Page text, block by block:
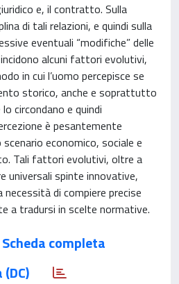
e, il contratto. Sulla
di tali relazioni, e quindi sulla
eventuali “modifiche” delle
alcuni fattori evolutivi,
in cui l’uomo percepisce se
storico, anche e soprattutto
circondano e quindi
è pesantemente
economico, sociale e
Tali fattori evolutivi, oltre a
universali spinte innovative,
di compiere precise
a tradursi in scelte normative.
Scheda completa